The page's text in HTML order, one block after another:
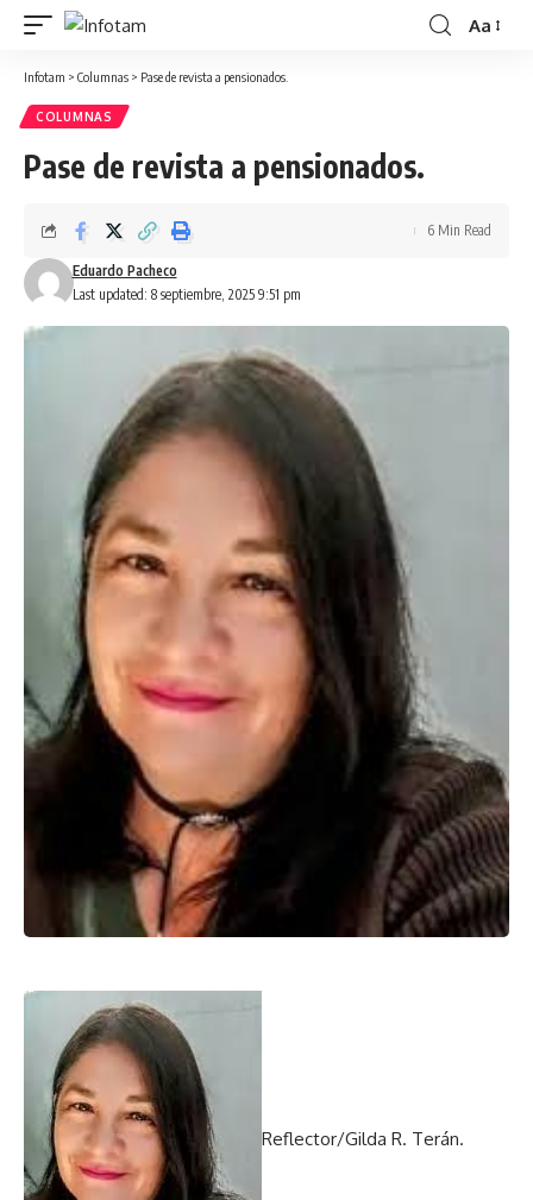
Aa
Infotam > Columnas > Pase de revista a pensionados.
COLUMNAS
Pase de revista a pensionados.
Last updated: 8 septiembre, 2025 9:51 pm
Eduardo Pacheco
6 Min Read
Reflector/Gilda R. Terán.